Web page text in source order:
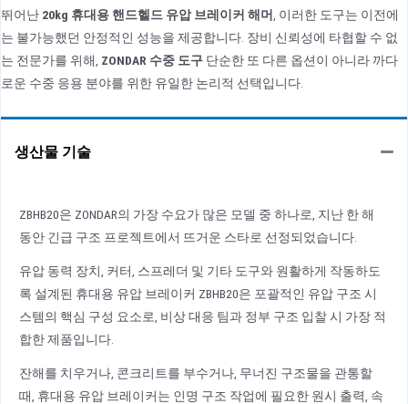
뛰어난 20kg 휴대용 핸드헬드 유압 브레이커 해머
, 이러한 도구는 이전에
는 불가능했던 안정적인 성능을 제공합니다. 장비 신뢰성에 타협할 수 없
는 전문가를 위해, ZONDAR 수중 도구 단순한 또 다른 옵션이 아니라 까다
로운 수중 응용 분야를 위한 유일한 논리적 선택입니다.
생산물 기술
ZBHB20은 ZONDAR의 가장 수요가 많은 모델 중 하나로, 지난 한 해
동안 긴급 구조 프로젝트에서 뜨거운 스타로 선정되었습니다.
유압 동력 장치, 커터, 스프레더 및 기타 도구와 원활하게 작동하도
록 설계된 휴대용 유압 브레이커 ZBHB20은 포괄적인 유압 구조 시
스템의 핵심 구성 요소로, 비상 대응 팀과 정부 구조 입찰 시 가장 적
합한 제품입니다.
잔해를 치우거나, 콘크리트를 부수거나, 무너진 구조물을 관통할
때, 휴대용 유압 브레이커는 인명 구조 작업에 필요한 원시 출력, 속